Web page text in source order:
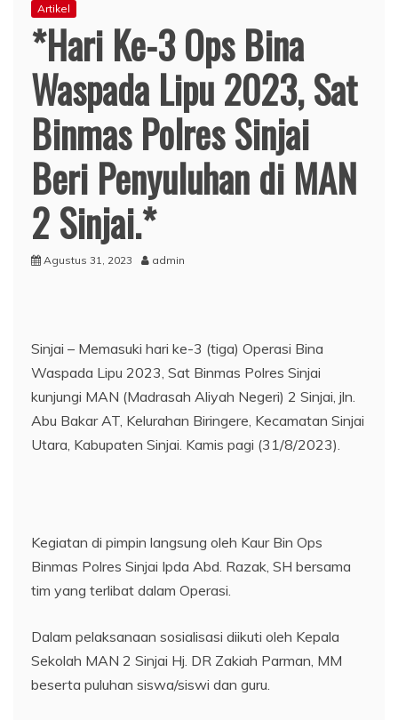
Artikel
*Hari Ke-3 Ops Bina
Waspada Lipu 2023, Sat
Binmas Polres Sinjai
Beri Penyuluhan di MAN
2 Sinjai.*
Agustus 31, 2023 admin
Sinjai – Memasuki hari ke-3 (tiga) Operasi Bina
Waspada Lipu 2023, Sat Binmas Polres Sinjai
kunjungi MAN (Madrasah Aliyah Negeri) 2 Sinjai, jln.
Abu Bakar AT, Kelurahan Biringere, Kecamatan Sinjai
Utara, Kabupaten Sinjai. Kamis pagi (31/8/2023).
Kegiatan di pimpin langsung oleh Kaur Bin Ops
Binmas Polres Sinjai Ipda Abd. Razak, SH bersama
tim yang terlibat dalam Operasi.
Dalam pelaksanaan sosialisasi diikuti oleh Kepala
Sekolah MAN 2 Sinjai Hj. DR Zakiah Parman, MM
beserta puluhan siswa/siswi dan guru.